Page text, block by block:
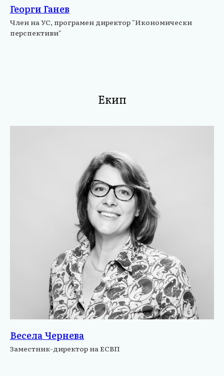
Георги Ганев
Член на УС, програмен директор "Икономически
перспективи"
Екип
Весела Чернева
Заместник-директор на ЕСВП